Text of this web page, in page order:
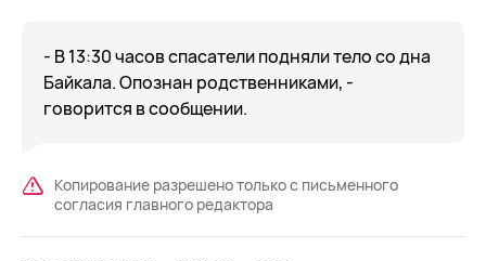
- В 13:30 часов спасатели подняли тело со дна
Байкала. Опознан родственниками, -
говорится в сообщении.
Копирование разрешено только с письменного
согласия главного редактора